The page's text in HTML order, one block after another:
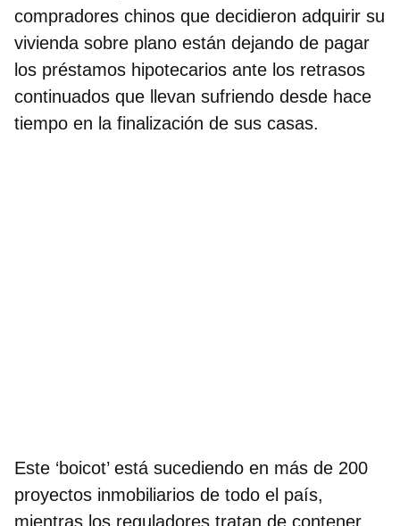
compradores chinos que decidieron adquirir su
vivienda sobre plano están dejando de pagar
los préstamos hipotecarios ante los retrasos
continuados que llevan sufriendo desde hace
tiempo en la finalización de sus casas.
Este ‘boicot’ está sucediendo en más de 200
proyectos inmobiliarios de todo el país,
mientras los reguladores tratan de contener